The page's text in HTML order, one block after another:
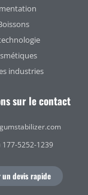
industries
sur le contact
177-5252-1239
devis rapide